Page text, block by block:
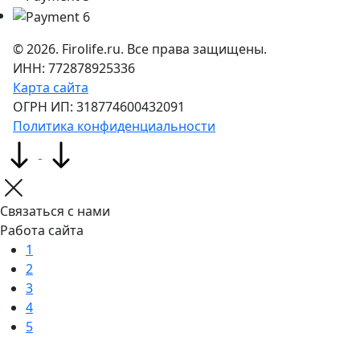
©2026. Firolife.ru. Все права защищены.
ИНН: 772878925336
Карта сайта
ОГРН ИП: 318774600432091
Политика конфиденциальности
Связаться с нами
Работа сайта
1
2
3
4
5